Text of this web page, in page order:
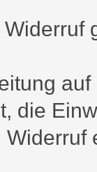
auf
die